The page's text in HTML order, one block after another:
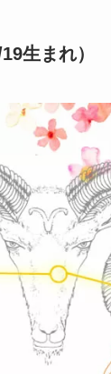
生まれ）